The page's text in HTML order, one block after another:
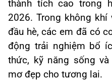
thành tích cao trong
2026. Trong không
đầu hè, các em đã có
động trải nghiệm bổ
thức, kỹ năng sống
mơ đẹp cho tương lai.